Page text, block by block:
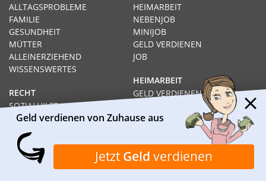
HEIMARBEIT
NEBENJOB
MINIJOB
GELD VERDIENEN
JOB
HEIMARBEIT
GELD VERDIENEN VON
PRODUKTTESTS
SCHNELL GELD VERDIENEN
KARRIERE
AUSBILDUNG
ALLTAGSPROBLEME
FAMILIE
GESUNDHEIT
MÜTTER
ALLEINERZIEHEND
WISSENSWERTES
RECHT
SOZIALHILFE
HARTZ IV
ARBEITSLOS
RECHT
Geld verdienen von Zuhause aus
Jetzt Geld verdienen